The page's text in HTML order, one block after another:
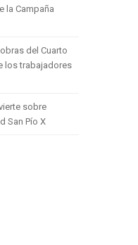
la Campaña
del Cuarto
los trabajadores
sobre
San Pío X